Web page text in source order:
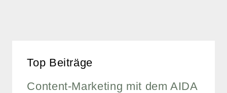
Top Beiträge
Content-Marketing mit dem AIDA